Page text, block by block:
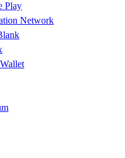
Play
Network